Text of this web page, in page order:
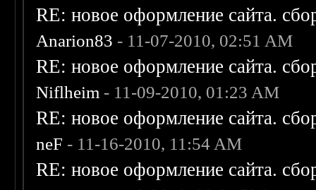
RE: новое оформление сайта.
Anarion83 - 11-07-2010, 02:51 AM
RE: новое оформление сайта.
Niflheim - 11-09-2010, 01:23 AM
RE: новое оформление сайта.
neF - 11-16-2010, 11:54 AM
RE: новое оформление сайта.